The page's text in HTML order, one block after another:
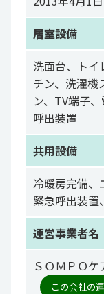
居室設備
洗面台、トイ
チン、洗濯機
ン、TV端子
呼出装置
共用設備
冷暖房完備、
緊急呼出装置
運営事業者名
ＳＯＭＰＯケ
この会社の